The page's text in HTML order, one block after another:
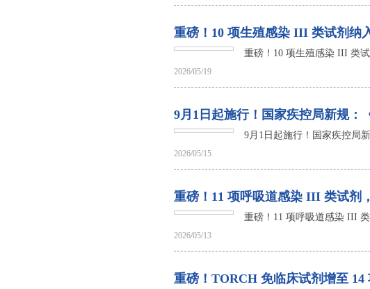
重磅！10 项生殖感染 III 类试剂纳
重磅！10 项生殖感染 III 类
2026/05/19
9月1日起施行！国家疾控局新规：
9月1日起施行！国家疾控局
2026/05/15
重磅！11 项呼吸道感染 III 类试剂
重磅！11 项呼吸道感染 III
2026/05/13
重磅！TORCH 免临床试剂增至 14